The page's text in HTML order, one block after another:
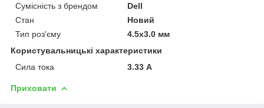
Сумісність з брендом
Dell
Стан
Новий
Тип роз'єму
4.5x3.0 мм
Користувальницькі характеристики
Сила тока
3.33 А
Приховати